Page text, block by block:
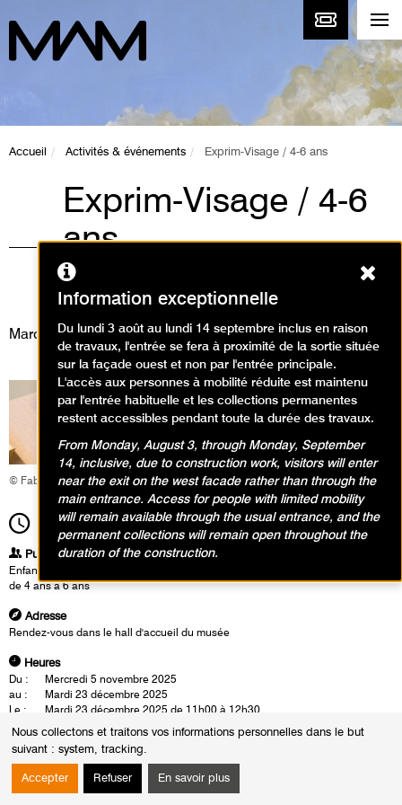
Nous collectons et traitons vos informations personnelles dans le but
suivant : system, tracking.
Accepter Refuser En savoir plus
Accueil Activités & événements Exprim-Visage / 4-6 ans
Exprim-Visage / 4-6
ans
Ateliers, Animations / Atelier arts
plastiques
Mardi 23 décembre 2025
© Fabrice Gaboriau
11h00 Durée1h30
Publics
Enfants / Ados
de 4 ans à 6 ans
Adresse
Rendez-vous dans le hall d'accueil du musée
Heures
Du :
Mercredi 5 novembre 2025
au :
Mardi 23 décembre 2025
Le :
Mardi 23 décembre 2025 de 11h00 à 12h30
Dans l’exposition George Condo, les enfants partent à la rencontre de
visages étonnants, drôles, tordus ou complètement inventés ! Avec
Exprim-Visage
, ils s’amusent à décrypter les émotions cachées derrière
Information exceptionnelle
Du lundi 3 août au lundi 14 septembre inclus en raison
de travaux, l'entrée se fera à proximité de la sortie située
sur la façade ouest et non par l'entrée principale.
L'accès aux personnes à mobilité réduite est maintenu
par l'entrée habituelle et les collections permanentes
restent accessibles pendant toute la durée des travaux.
From Monday, August 3, through Monday, September
14, inclusive, due to construction work, visitors will enter
near the exit on the west facade rather than through the
main entrance. Access for people with limited mobility
will remain available through the usual entrance, and the
permanent collections will remain open throughout the
duration of the construction.